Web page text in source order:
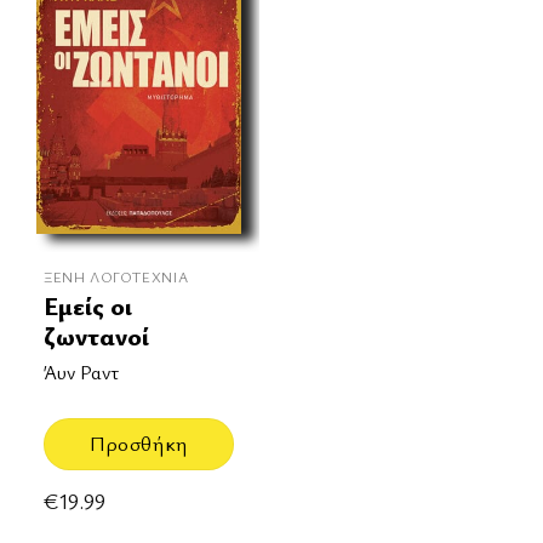
ΞΈΝΗ ΛΟΓΟΤΕΧΝΊΑ
Εμείς οι
ζωντανοί
Άυν Ραντ
Προσθήκη
€19.99